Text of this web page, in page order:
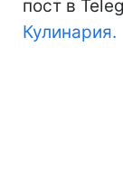
пост в
Кулинария.